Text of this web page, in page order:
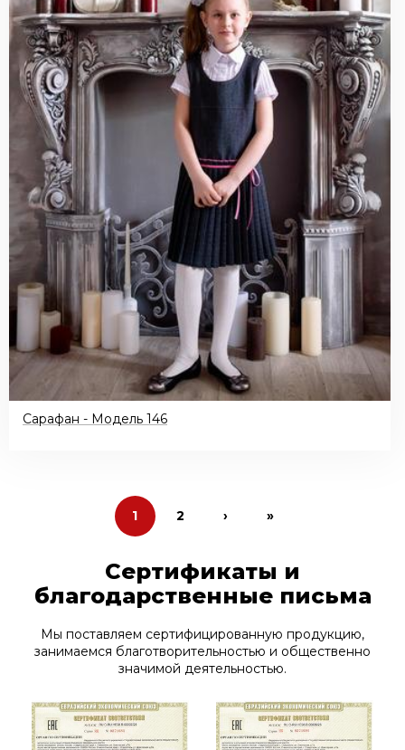
Сарафан - Модель 146
Текущая
1 Страница
2
Следующая
›
Последняя
»
Сертификаты и
благодарственные письма
Мы поставляем сертифицированную продукцию,
занимаемся благотворительностью и общественно
значимой деятельностью.